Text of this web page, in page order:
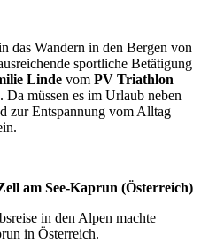
das Wandern in den Bergen von
sportliche Betätigung
Linde vom PV Triathlon
Da müssen es im Urlaub neben
zur Entspannung vom Alltag
am See-Kaprun (Österreich)
in den Alpen machte
in Österreich.